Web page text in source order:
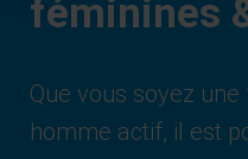
féminines
Que vous soyez
homme actif, il est